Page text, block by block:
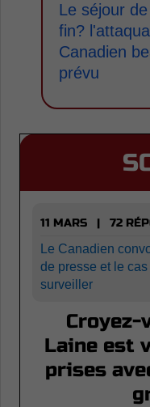
Le séjour
fin?
Canadien
prévu
11 MARS | 72
Le Canadien
de presse et le
surveiller
Croyez-
Laine est
prises